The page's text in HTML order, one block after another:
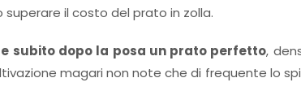
il costo del prato in zolla.
subito dopo la posa un prato perfetto,
magari non note che di frequente lo